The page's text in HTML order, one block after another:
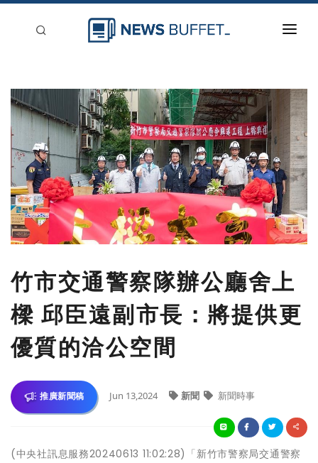
新聞稿分類
登入
刊登
竹市交通警察隊辦公廳舍上
樑 邱臣遠副市長：將提供更
優質的洽公空間
推廣新聞稿 Jun 13,2024 新聞 新聞時事
(中央社訊息服務20240613 11:02:28)「新竹市警察局交通警察